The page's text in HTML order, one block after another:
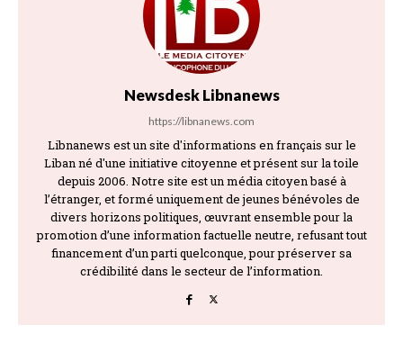
Newsdesk Libnanews
https://libnanews.com
Libnanews est un site d'informations en français sur le
Liban né d'une initiative citoyenne et présent sur la toile
depuis 2006. Notre site est un média citoyen basé à
l’étranger, et formé uniquement de jeunes bénévoles de
divers horizons politiques, œuvrant ensemble pour la
promotion d’une information factuelle neutre, refusant tout
financement d’un parti quelconque, pour préserver sa
crédibilité dans le secteur de l’information.